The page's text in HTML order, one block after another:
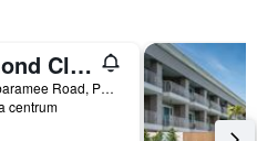
Diamond Cliff Resort & Spa, Patong Beach
284 Prabaramee Road, Patong, Thailand
centrum